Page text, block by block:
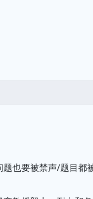
题也要被禁声/题目都